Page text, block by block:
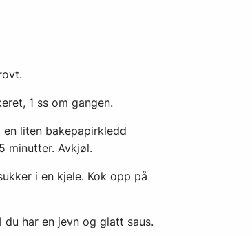
1 ss om gangen.
liten bakepapirkledd
minutter. Avkjøl.
i en kjele. Kok opp på
har en jevn og glatt saus.